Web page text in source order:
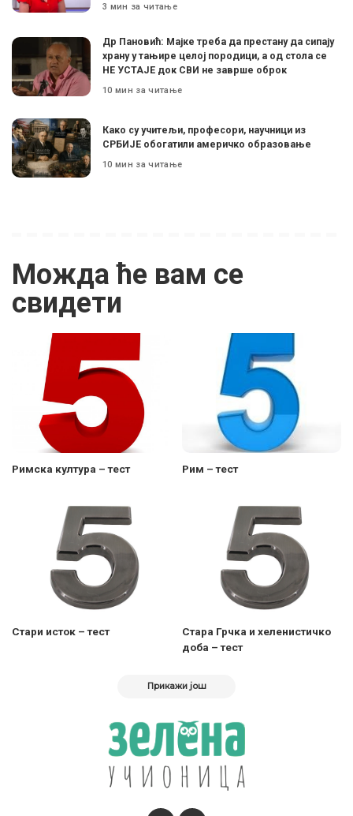
3 мин за читање
Др Пановић: Мајке треба да престану да сипају
храну у тањире целој породици, а од стола се
НЕ УСТАЈЕ док СВИ не заврше оброк
10 мин за читање
Како су учитељи, професори, научници из
СРБИЈЕ обогатили америчко образовање
10 мин за читање
Можда ће вам се
свидети
Римска култура – тест Рим – тест
Стари исток – тест
Стара Грчка и хеленистичко
доба – тест
Прикажи још